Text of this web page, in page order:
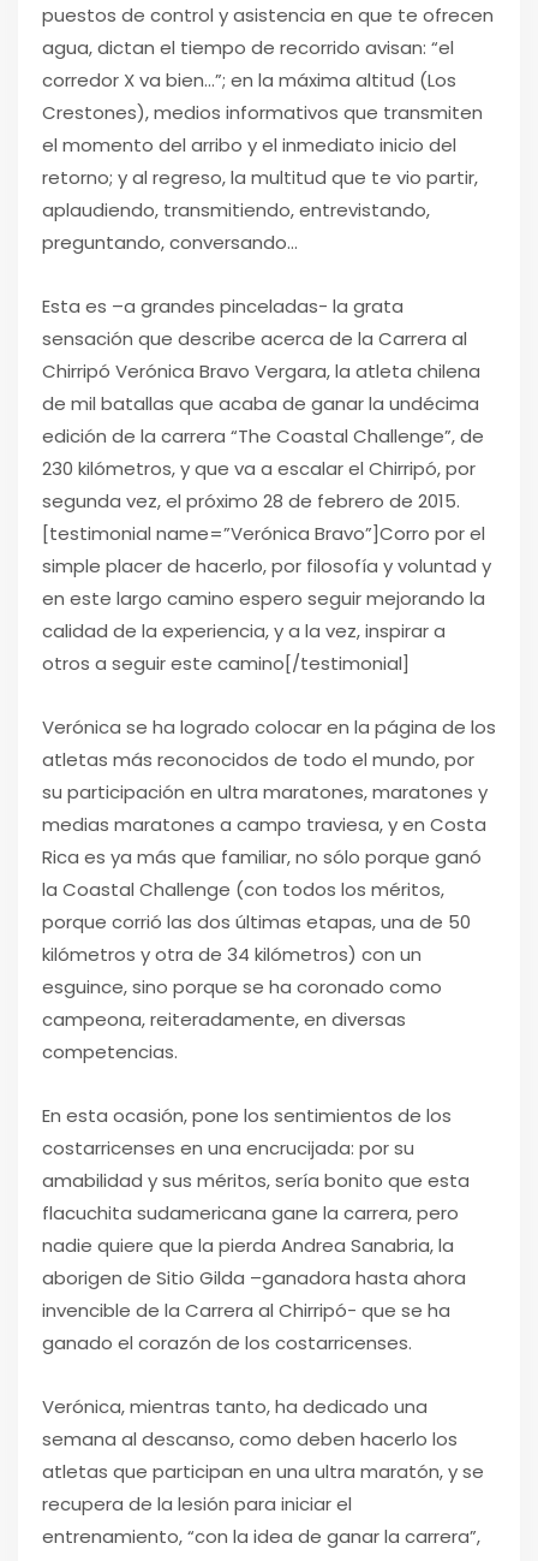
puestos de control y asistencia en que te ofrecen
agua, dictan el tiempo de recorrido avisan: “el
corredor X va bien…”; en la máxima altitud (Los
Crestones), medios informativos que transmiten
el momento del arribo y el inmediato inicio del
retorno; y al regreso, la multitud que te vio partir,
aplaudiendo, transmitiendo, entrevistando,
preguntando, conversando…
Esta es –a grandes pinceladas- la grata
sensación que describe acerca de la Carrera al
Chirripó Verónica Bravo Vergara, la atleta chilena
de mil batallas que acaba de ganar la undécima
edición de la carrera “The Coastal Challenge”, de
230 kilómetros, y que va a escalar el Chirripó, por
segunda vez, el próximo 28 de febrero de 2015.
[testimonial name=”Verónica Bravo”]Corro por el
simple placer de hacerlo, por filosofía y voluntad y
en este largo camino espero seguir mejorando la
calidad de la experiencia, y a la vez, inspirar a
otros a seguir este camino[/testimonial]
Verónica se ha logrado colocar en la página de los
atletas más reconocidos de todo el mundo, por
su participación en ultra maratones, maratones y
medias maratones a campo traviesa, y en Costa
Rica es ya más que familiar, no sólo porque ganó
la Coastal Challenge (con todos los méritos,
porque corrió las dos últimas etapas, una de 50
kilómetros y otra de 34 kilómetros) con un
esguince, sino porque se ha coronado como
campeona, reiteradamente, en diversas
competencias.
En esta ocasión, pone los sentimientos de los
costarricenses en una encrucijada: por su
amabilidad y sus méritos, sería bonito que esta
flacuchita sudamericana gane la carrera, pero
nadie quiere que la pierda Andrea Sanabria, la
aborigen de Sitio Gilda –ganadora hasta ahora
invencible de la Carrera al Chirripó- que se ha
ganado el corazón de los costarricenses.
Verónica, mientras tanto, ha dedicado una
semana al descanso, como deben hacerlo los
atletas que participan en una ultra maratón, y se
recupera de la lesión para iniciar el
entrenamiento, “con la idea de ganar la carrera”,